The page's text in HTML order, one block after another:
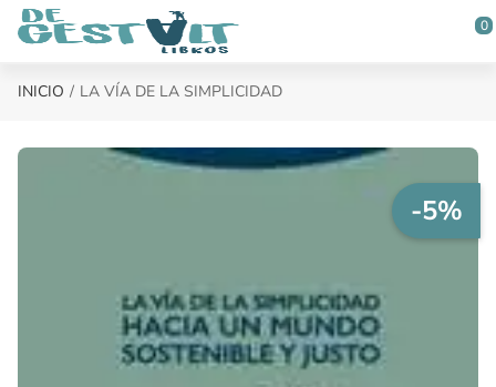
Saltar al contenido principal
0
INICIO LA VÍA DE LA SIMPLICIDAD
-5%